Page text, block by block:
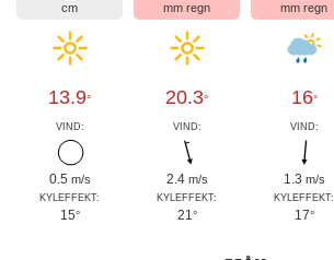
cm
13.9°
VIND:
0.5 m/s
KYLEFFEKT:
15°
mm regn
20.3°
VIND:
2.4 m/s
KYLEFFEKT:
21°
mm regn
16°
VIND:
1.3 m/s
KYLEFFEKT:
17°